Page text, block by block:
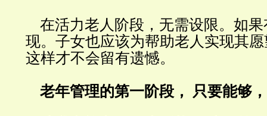
在活力老人阶段，无需设限。如果
现。子女也应该为帮助老人实现其
这样才不会留有遗憾。
老年管理的第一阶段， 只要能够